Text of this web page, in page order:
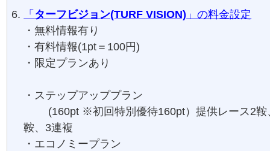
「 ターフビジョン(TURF VISION) 」の料金設定
・無料情報有り
・有料情報(1pt＝100円)
・限定プランあり
・ステップアッププラン
(160pt ※初回特別優待160pt）提供レース2鞍
鞍、3連複
・エコノミープラン